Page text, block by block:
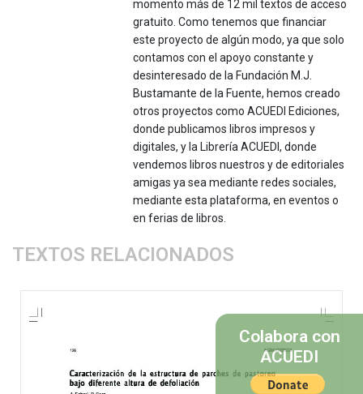
momento más de 12 mil textos de acceso
gratuito. Como tenemos que financiar
este proyecto de algún modo, ya que solo
contamos con el apoyo constante y
desinteresado de la Fundación M.J.
Bustamante de la Fuente, hemos creado
otros proyectos como ACUEDI Ediciones,
donde publicamos libros impresos y
digitales, y la Librería ACUEDI, donde
vendemos libros nuestros y de editoriales
amigas ya sea mediante redes sociales,
mediante esta plataforma, en eventos o
en ferias de libros.
TEXTOS RELACIONADOS
Colabora con
ACUEDI